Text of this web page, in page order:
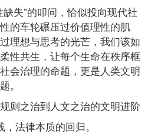
失”的叩问，恰似投向现代社
的车轮碾压过价值理性的肌
理想与思考的光芒，我们该如
性共生，让每个生命在秩序框
会治理的命题，更是人类文明
。
则之治到人文之治的文明进阶
，法律本质的回归。